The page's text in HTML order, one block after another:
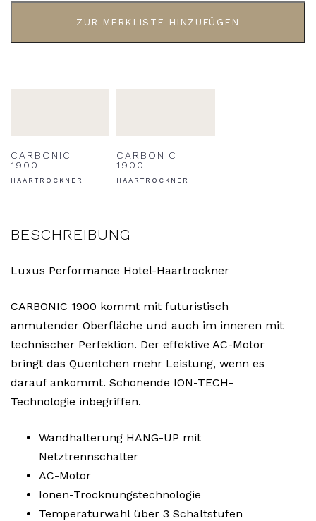
ZUR MERKLISTE HINZUFÜGEN
CARBONIC
1900
HAARTROCKNER
CARBONIC
1900
HAARTROCKNER
BESCHREIBUNG
Luxus Performance Hotel-Haartrockner
CARBONIC 1900 kommt mit futuristisch
anmutender Oberfläche und auch im inneren mit
technischer Perfektion. Der effektive AC-Motor
bringt das Quentchen mehr Leistung, wenn es
darauf ankommt. Schonende ION-TECH-
Technologie inbegriffen.
Wandhalterung HANG-UP mit
Netztrennschalter
AC-Motor
Ionen-Trocknungstechnologie
Temperaturwahl über 3 Schaltstufen